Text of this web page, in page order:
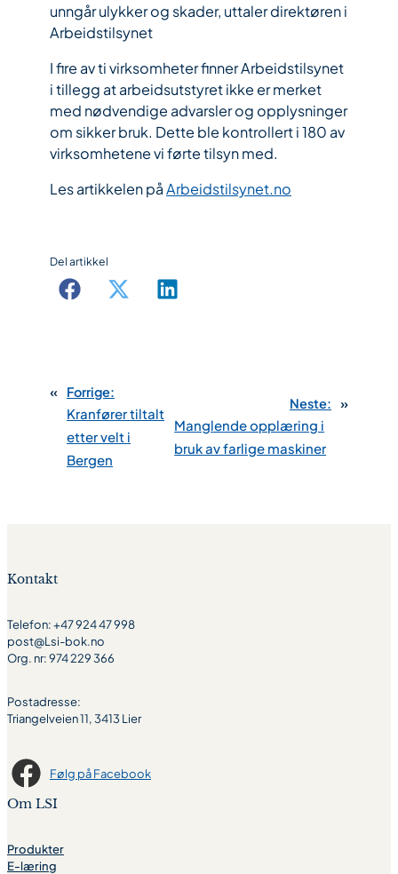
unngår ulykker og skader, uttaler direktøren i
Arbeidstilsynet
I fire av ti virksomheter finner Arbeidstilsynet
i tillegg at arbeidsutstyret ikke er merket
med nødvendige advarsler og opplysninger
om sikker bruk. Dette ble kontrollert i 180 av
virksomhetene vi førte tilsyn med.
Les artikkelen påArbeidstilsynet.no
Del artikkel
« Forrige:
Kranfører tiltalt
etter velt i
Bergen
Neste:
Manglende opplæring i
bruk av farlige maskiner
»
Kontakt
Telefon: +47 924 47 998
post@Lsi-bok.no
Org. nr: 974 229 366
Postadresse:
Triangelveien 11, 3413 Lier
Følg på Facebook
Om LSI
Produkter
E-læring